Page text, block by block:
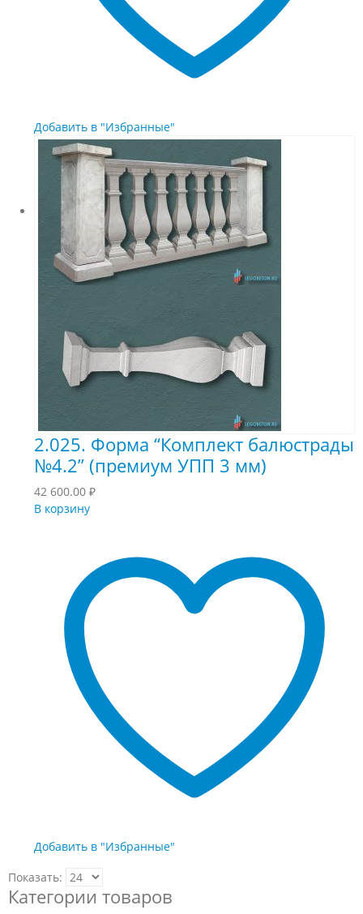
Добавить в "Избранные"
2.025. Форма “Комплект балюстрады
№4.2” (премиум УПП 3 мм)
42 600.00 ₽
В корзину
Добавить в "Избранные"
Показать:
Категории товаров